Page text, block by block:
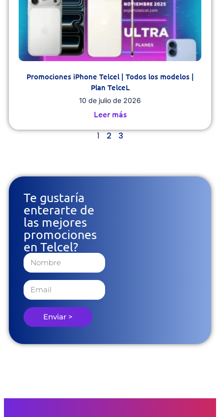
Promociones iPhone Telcel | Todos los modelos |
Plan TelceL
10 de julio de 2026
Leer más
1 2 3
Te gustaría
enterarte de
las mejores
promociones
en Telcel?
Enviar >